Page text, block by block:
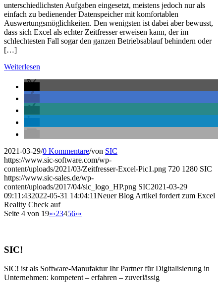
unterschiedlichsten Aufgaben eingesetzt, meistens jedoch nur als
einfach zu bedienender Datenspeicher mit komfortablen
Auswertungsmöglichkeiten. Den wenigsten ist dabei aber bewusst,
dass sich Excel als echter Zeitfresser erweisen kann, der im
schlechtesten Fall sogar den ganzen Betriebsablauf behindern oder
[…]
Weiterlesen
2021-03-29/0 Kommentare/von SIC
https://www.sic-software.com/wp-
content/uploads/2021/03/Zeitfresser-Excel-Pic1.png 720 1280 SIC
https://www.sic-sales.de/wp-
content/uploads/2017/04/sic_logo_HP.png SIC2021-03-29
09:11:432022-05-31 14:04:11Neuer Blog Artikel fordert zum Excel
Reality Check auf
Seite 4 von 19«‹23456›»
SIC!
SIC! ist als Software-Manufaktur Ihr Partner für Digitalisierung in
Unternehmen: kompetent – erfahren – zuverlässig